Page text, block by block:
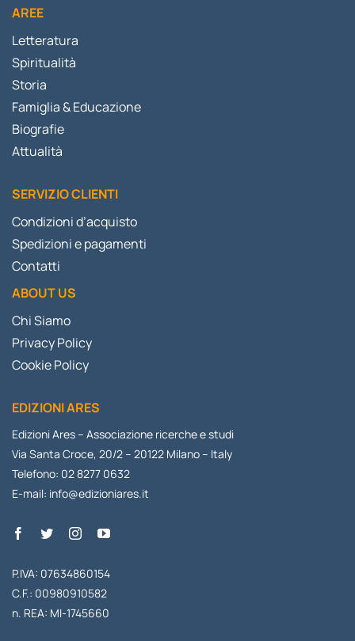
AREE
Letteratura
Spiritualità
Storia
Famiglia & Educazione
Biografie
Attualità
SERVIZIO CLIENTI
Condizioni d’acquisto
Spedizioni e pagamenti
Contatti
ABOUT US
Chi Siamo
Privacy Policy
Cookie Policy
EDIZIONI ARES
Edizioni Ares – Associazione ricerche e studi
Via Santa Croce, 20/2 – 20122 Milano – Italy
Telefono: 02 8277 0632
E-mail: info@edizioniares.it
P.IVA: 07634860154
C.F.: 00980910582
n. REA: MI-1745660